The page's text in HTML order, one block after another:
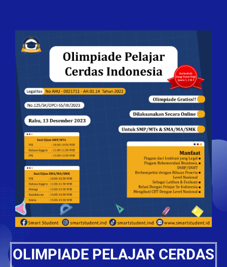
OLIMPIADE PELAJAR CERDAS